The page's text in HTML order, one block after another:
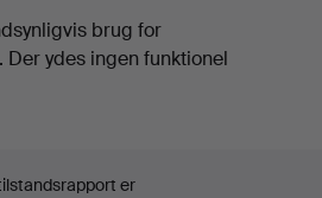
brug for
ydes ingen funktionel
er